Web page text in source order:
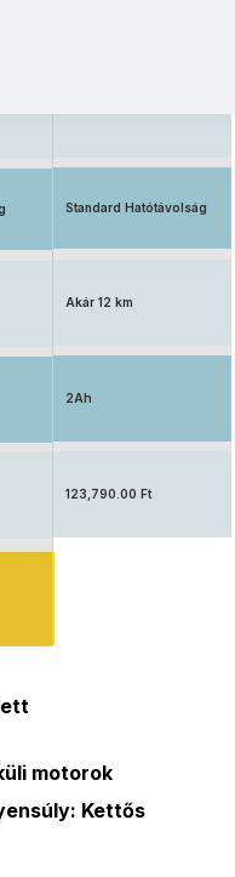
Standard Hatótávolság
Akár 12 km
2Ah
123,790.00 Ft
motorok
Kettős